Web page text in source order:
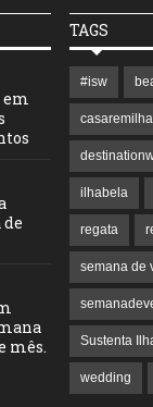
em
mês.
TAGS
#isw
ilhabela
regata
semana de
Sustenta
wedding